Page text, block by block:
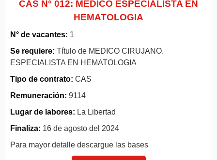
CAS N° 012: MEDICO ESPECIALISTA EN
HEMATOLOGIA
N° de vacantes: 1
Se requiere: Título de MEDICO CIRUJANO.
ESPECIALISTA EN HEMATOLOGIA
Tipo de contrato: CAS
Remuneración: 9114
Lugar de labores: La Libertad
Finaliza: 16 de agosto del 2024
Para mayor detalle descargue las bases